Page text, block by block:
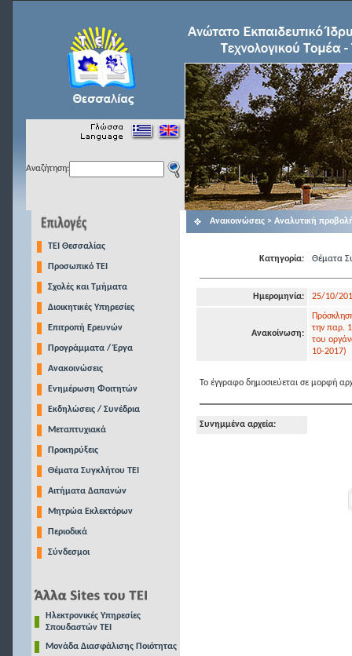
Αναζήτηση:
TEI Θεσσαλίας
Προσωπικό ΤΕΙ
Σχολές και Τμήματα
Διοικητικές Υπηρεσίες
Επιτροπή Ερευνών
Προγράμματα / Έργα
Ανακοινώσεις
Ενημέρωση Φοιτητών
Εκδηλώσεις / Συνέδρια
Μεταπτυχιακά
Προκηρύξεις
Θέματα Συγκλήτου ΤΕΙ
Αιτήματα Δαπανών
Μητρώα Εκλεκτόρων
Περιοδικά
Σύνδεσμοι
Ηλεκτρονικές Υπηρεσίες
Σπουδαστών ΤΕΙ
Μονάδα Διασφάλισης Ποιότητας
Ανακοινώσεις > Αναλυτική
Κατηγορία: Θέματα
Ημερομηνία: 25/10/
Ανακοίνωση:
την παρ.
του
10-2017)
Το έγγραφο δημοσιεύεται σε μορφή
Συνημμένα αρχεία: